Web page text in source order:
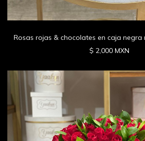
Rosas rojas & chocolates en caja negra
$ 2,000 MXN